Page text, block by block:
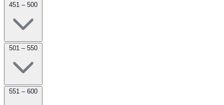
451 – 500
501 – 550
551 – 600